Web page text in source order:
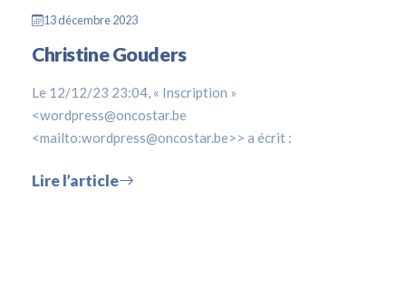
13 décembre 2023
Christine Gouders
Le 12/12/23 23:04, « Inscription »
<wordpress@oncostar.be
<mailto:wordpress@oncostar.be>> a écrit :
Lire l’article